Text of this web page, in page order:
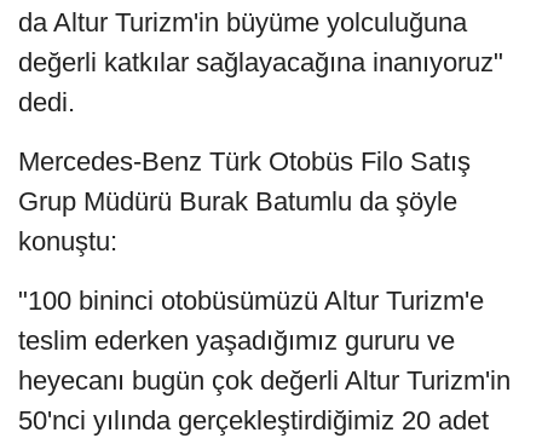
da Altur Turizm'in büyüme yolculuğuna
değerli katkılar sağlayacağına inanıyoruz"
dedi.
Mercedes-Benz Türk Otobüs Filo Satış
Grup Müdürü Burak Batumlu da şöyle
konuştu:
"100 bininci otobüsümüzü Altur Turizm'e
teslim ederken yaşadığımız gururu ve
heyecanı bugün çok değerli Altur Turizm'in
50'nci yılında gerçekleştirdiğimiz 20 adet